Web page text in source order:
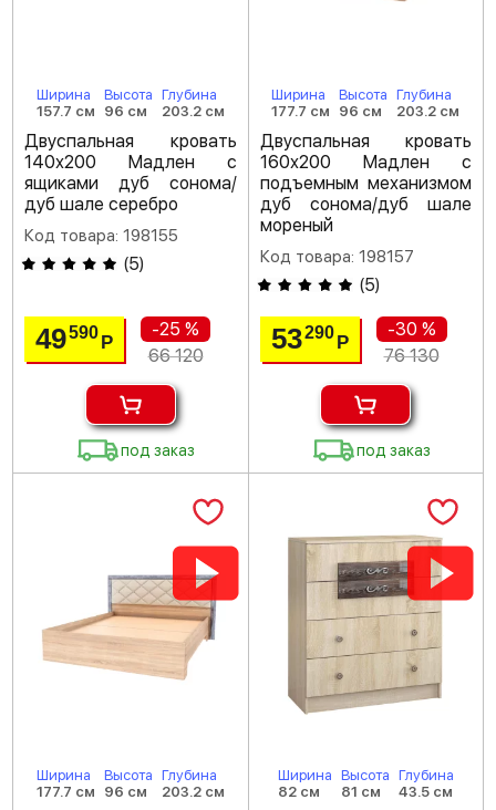
Ширина
157.7 см
Высота
96 см
Глубина
203.2 см
Двуспальная кровать
140х200 Мадлен с
ящиками дуб сонома/
дуб шале серебро
Код товара: 198155
(5)
49590Р
-25 %
66 120
под заказ
Ширина
177.7 см
Высота
96 см
Глубина
203.2 см
Двуспальная кровать
160х200 Мадлен с
подъемным механизмом
дуб сонома/дуб шале
мореный
Код товара: 198157
(5)
53290 Р
-30 %
76 130
под заказ
Ширина
177.7 см
Высота
96 см
Глубина
203.2 см
Ширина
82 см
Высота
81 см
Глубина
43.5 см